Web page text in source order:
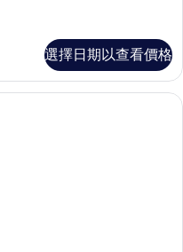
選擇日期以查看價格
四人房 | 書桌、免費搖籃/嬰兒床